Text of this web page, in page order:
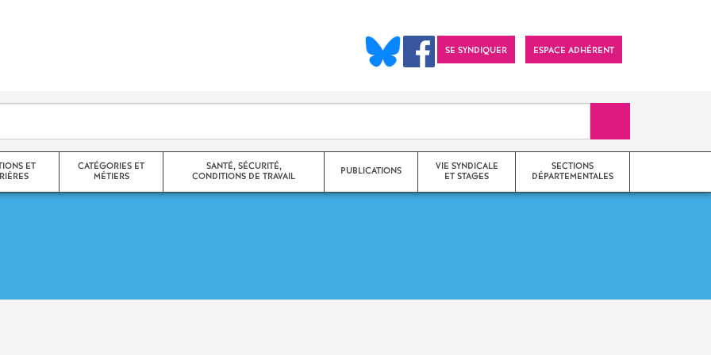
SE SYNDIQUER ESPACE ADHÉRENT
ET
corps
CATÉGORIES ET
MÉTIERS
SANTÉ, SÉCURITÉ,
CONDITIONS DE TRAVAIL
PUBLICATIONS
VIE SYNDICALE
ET STAGES
SECTIONS
DÉPARTEMENTALES